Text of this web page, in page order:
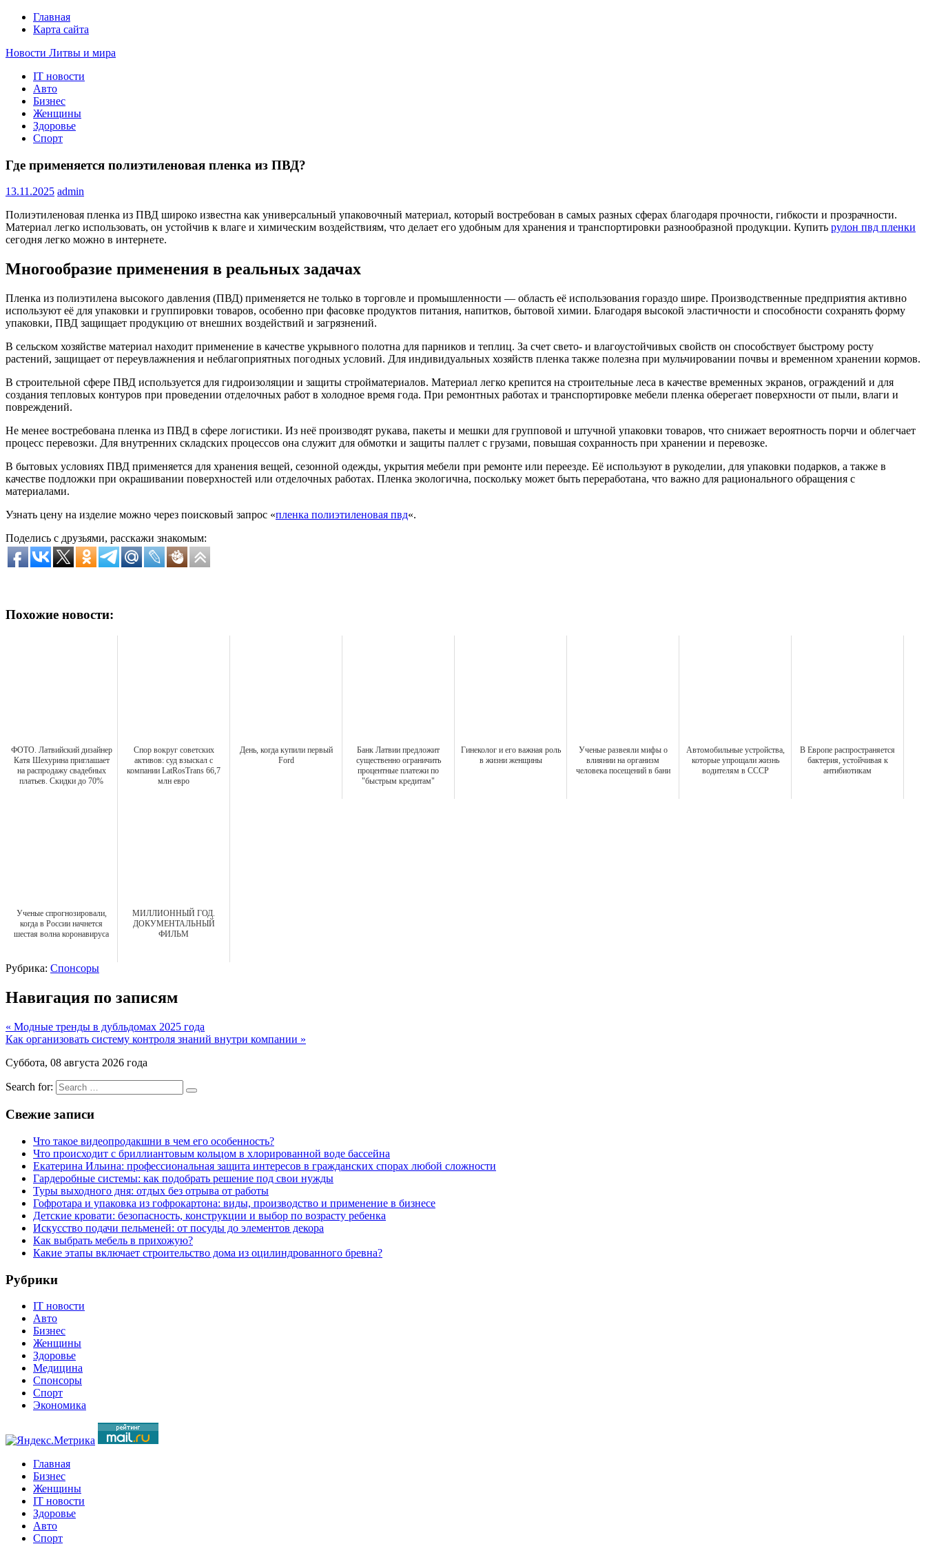
Главная
Карта сайта
Новости Литвы и мира
Свежие события и главные новости часа Литвы и мира на портале EUROLITVA.RU
IT новости
Авто
Бизнес
Женщины
Здоровье
Спорт
Где применяется полиэтиленовая пленка из ПВД?
13.11.2025 admin
Полиэтиленовая пленка из ПВД широко известна как универсальный упаковочный материал, который востребован в самых разных сферах благодаря прочности, гибкости и прозрачности.
Материал легко использовать, он устойчив к влаге и химическим воздействиям, что делает его удобным для хранения и транспортировки разнообразной продукции. Купить рулон пвд пленки
сегодня легко можно в интернете.
Многообразие применения в реальных задачах
Пленка из полиэтилена высокого давления (ПВД) применяется не только в торговле и промышленности — область её использования гораздо шире. Производственные предприятия активно
используют её для упаковки и группировки товаров, особенно при фасовке продуктов питания, напитков, бытовой химии. Благодаря высокой эластичности и способности сохранять форму
упаковки, ПВД защищает продукцию от внешних воздействий и загрязнений.
В сельском хозяйстве материал находит применение в качестве укрывного полотна для парников и теплиц. За счет свето- и влагоустойчивых свойств он способствует быстрому росту
растений, защищает от переувлажнения и неблагоприятных погодных условий. Для индивидуальных хозяйств пленка также полезна при мульчировании почвы и временном хранении кормов.
В строительной сфере ПВД используется для гидроизоляции и защиты стройматериалов. Материал легко крепится на строительные леса в качестве временных экранов, ограждений и для
создания тепловых контуров при проведении отделочных работ в холодное время года. При ремонтных работах и транспортировке мебели пленка оберегает поверхности от пыли, влаги и
повреждений.
Не менее востребована пленка из ПВД в сфере логистики. Из неё производят рукава, пакеты и мешки для групповой и штучной упаковки товаров, что снижает вероятность порчи и облегчает
процесс перевозки. Для внутренних складских процессов она служит для обмотки и защиты паллет с грузами, повышая сохранность при хранении и перевозке.
В бытовых условиях ПВД применяется для хранения вещей, сезонной одежды, укрытия мебели при ремонте или переезде. Её используют в рукоделии, для упаковки подарков, а также в
качестве подложки при окрашивании поверхностей или отделочных работах. Пленка экологична, поскольку может быть переработана, что важно для рационального обращения с
материалами.
Узнать цену на изделие можно через поисковый запрос «пленка полиэтиленовая пвд«.
Поделись с друзьями, расскажи знакомым:
Похожие новости:
ФОТО. Латвийский дизайнер
Катя Шехурина приглашает
на распродажу свадебных
платьев. Скидки до 70%
Спор вокруг советских
активов: суд взыскал с
компании LatRosTrans 66,7
млн евро
День, когда купили первый
Ford
Банк Латвии предложит
существенно ограничить
процентные платежи по
"быстрым кредитам"
Гинеколог и его важная роль
в жизни женщины
Ученые развеяли мифы о
влиянии на организм
человека посещений в бани
Автомобильные устройства,
которые упрощали жизнь
водителям в СССР
В Европе распространяется
бактерия, устойчивая к
антибиотикам
Ученые спрогнозировали,
когда в России начнется
шестая волна коронавируса
МИЛЛИОННЫЙ ГОД.
ДОКУМЕНТАЛЬНЫЙ
ФИЛЬМ
Рубрика: Спонсоры
Навигация по записям
« Модные тренды в дубльдомах 2025 года
Как организовать систему контроля знаний внутри компании »
Суббота, 08 августа 2026 года
Search for:
Свежие записи
Что такое видеопродакшни в чем его особенность?
Что происходит с бриллиантовым кольцом в хлорированной воде бассейна
Екатерина Ильина: профессиональная защита интересов в гражданских спорах любой сложности
Гардеробные системы: как подобрать решение под свои нужды
Туры выходного дня: отдых без отрыва от работы
Гофротара и упаковка из гофрокартона: виды, производство и применение в бизнесе
Детские кровати: безопасность, конструкции и выбор по возрасту ребенка
Искусство подачи пельменей: от посуды до элементов декора
Как выбрать мебель в прихожую?
Какие этапы включает строительство дома из оцилиндрованного бревна?
Рубрики
IT новости
Авто
Бизнес
Женщины
Здоровье
Медицина
Спонсоры
Спорт
Экономика
Главная
Бизнес
Женщины
IT новости
Здоровье
Авто
Спорт